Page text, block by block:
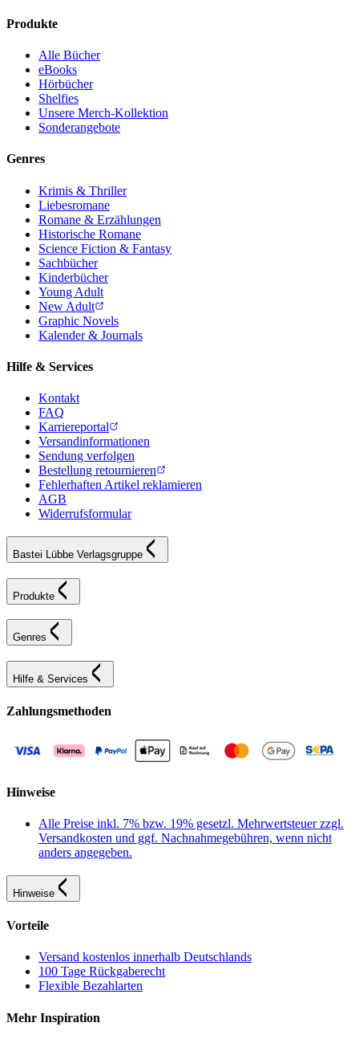
Produkte
Alle Bücher
eBooks
Hörbücher
Shelfies
Unsere Merch-Kollektion
Sonderangebote
Genres
Krimis & Thriller
Liebesromane
Romane & Erzählungen
Historische Romane
Science Fiction & Fantasy
Sachbücher
Kinderbücher
Young Adult
New Adult
Graphic Novels
Kalender & Journals
Hilfe & Services
Kontakt
FAQ
Karriereportal
Versandinformationen
Sendung verfolgen
Bestellung retournieren
Fehlerhaften Artikel reklamieren
AGB
Widerrufsformular
Bastei Lübbe Verlagsgruppe
Produkte
Genres
Hilfe & Services
Zahlungsmethoden
Hinweise
Alle Preise inkl. 7% bzw. 19% gesetzl. Mehrwertsteuer zzgl.
Versandkosten und ggf. Nachnahmegebühren, wenn nicht
anders angegeben.
Hinweise
Vorteile
Versand kostenlos innerhalb Deutschlands
100 Tage Rückgaberecht
Flexible Bezahlarten
Mehr Inspiration